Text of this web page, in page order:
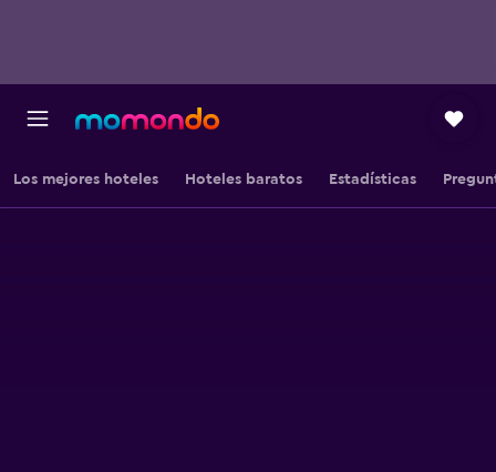
Los mejores hoteles Hoteles baratos Estadísticas